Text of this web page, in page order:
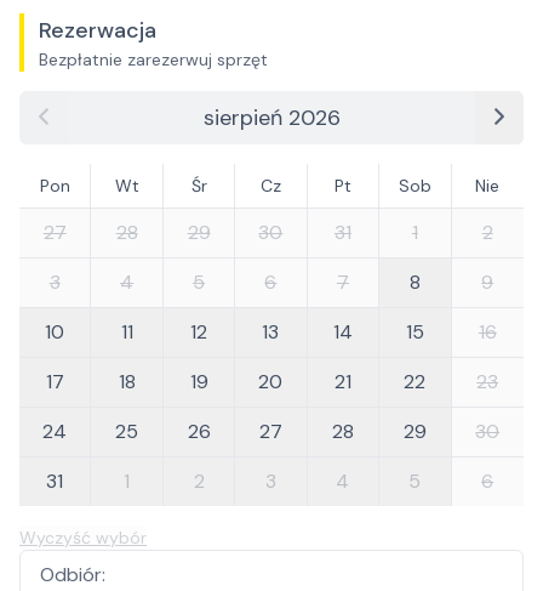
Rezerwacja
Bezpłatnie zarezerwuj sprzęt
sierpień 2026
Pon Wt Śr Cz Pt Sob Nie
27 28 29 30 31 1
2
3
4 5 6 7 8
9
10
11 12 13 14 15
16
17
18 19 20 21 22
23
24
25 26 27 28 29
30
31
1 2 3 4 5 6
Wyczyść wybór
Odbiór: